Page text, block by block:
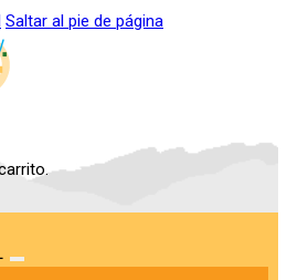
Saltar al pie de página